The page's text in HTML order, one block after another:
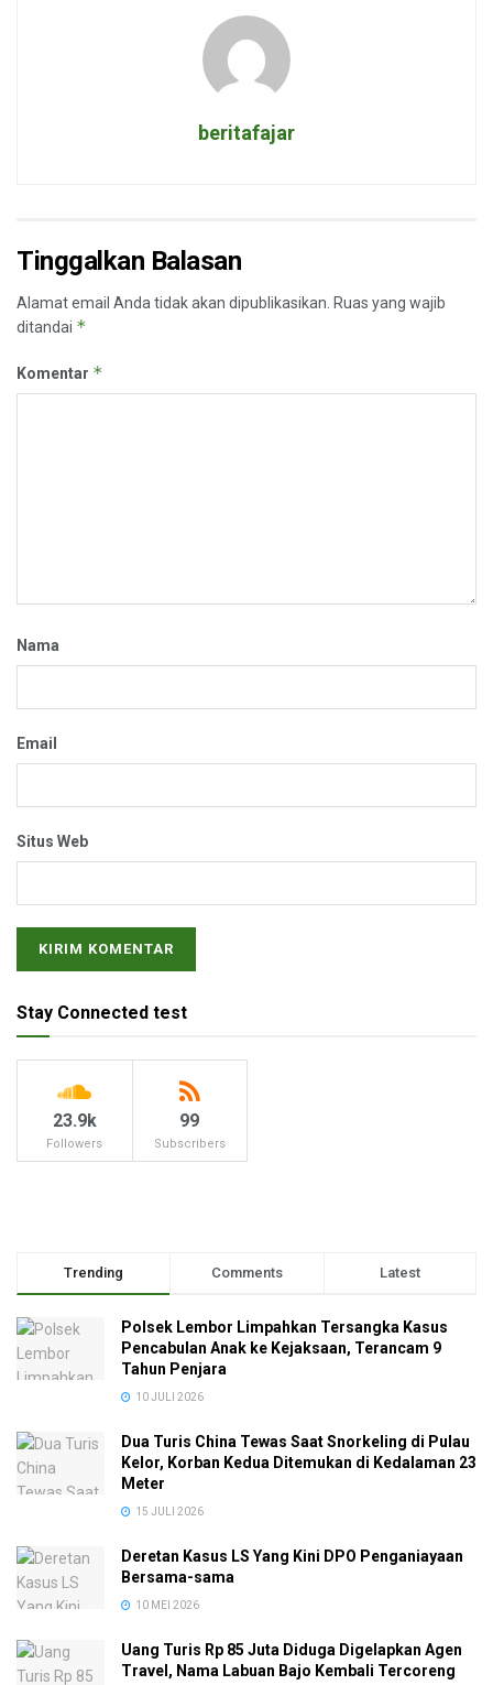
beritafajar
Tinggalkan Balasan
Alamat email Anda tidak akan dipublikasikan. Ruas yang wajib
ditandai *
Komentar *
Nama
Email
Situs Web
Stay Connected test
23.9k
Followers
99
Subscribers
Trending Comments Latest
Polsek Lembor Limpahkan Tersangka Kasus
Pencabulan Anak ke Kejaksaan, Terancam 9
Tahun Penjara
10 JULI 2026
Dua Turis China Tewas Saat Snorkeling di Pulau
Kelor, Korban Kedua Ditemukan di Kedalaman 23
Meter
15 JULI 2026
Deretan Kasus LS Yang Kini DPO Penganiayaan
Bersama-sama
10 MEI 2026
Uang Turis Rp 85 Juta Diduga Digelapkan Agen
Travel, Nama Labuan Bajo Kembali Tercoreng